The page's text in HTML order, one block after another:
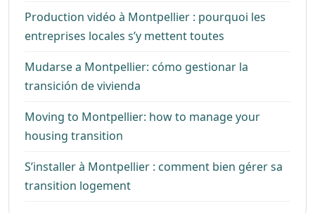
Production vidéo à Montpellier : pourquoi les
entreprises locales s’y mettent toutes
Mudarse a Montpellier: cómo gestionar la
transición de vivienda
Moving to Montpellier: how to manage your
housing transition
S’installer à Montpellier : comment bien gérer sa
transition logement